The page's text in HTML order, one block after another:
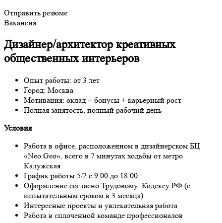
Отправить резюме
Вакансия
Дизайнер/архитектор креативных
общественных интерьеров
Опыт работы: от 3 лет
Город: Москва
Мотивация: оклад + бонусы + карьерный рост
Полная занятость, полный рабочий день
Условия
Работа в офисе, расположенном в дизайнерском БЦ
«Neo Geo», всего в 7 минутах ходьбы от метро
Калужская
График работы 5/2 с 9.00 до 18.00
Оформление согласно Трудовому Кодексу РФ (с
испытательным сроком в 3 месяца)
Интересные проекты и увлекательная работа
Работа в сплоченной команде профессионалов